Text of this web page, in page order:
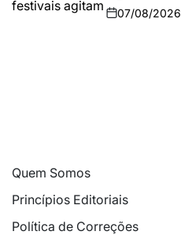
07/08/2026
Quem Somos
Princípios Editoriais
Política de Correções